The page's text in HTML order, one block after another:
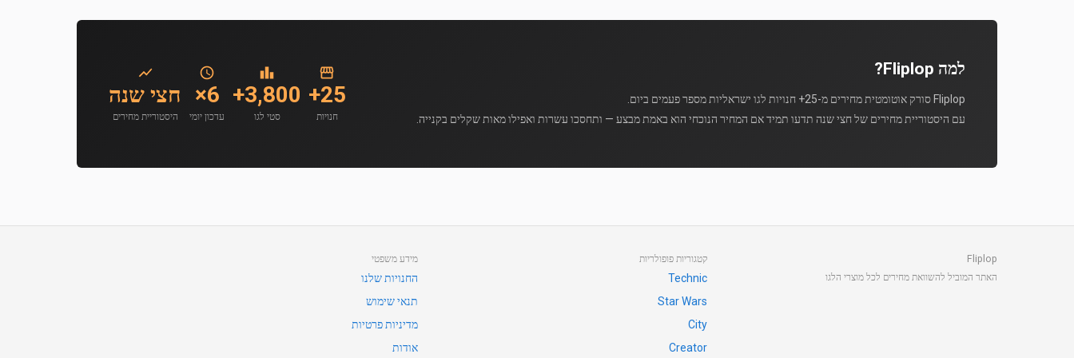
למה Fliplop?
Fliplop סורק אוטומטית מחירים מ-25+ חנויות לגו ישראליות מספר פעמים ביום.
עם היסטוריית מחירים של חצי שנה תדעו תמיד אם המחיר הנוכחי הוא באמת מבצע — ותחסכו עשרות ואפילו מאות שקלים בקנייה.
25+
חנויות
3,800+
סטי לגו
6×
עדכון יומי
חצי שנה
היסטוריית מחירים
Fliplop
האתר המוביל להשוואת מחירים לכל מוצרי הלגו
קטגוריות פופולריות
Technic
Star Wars
City
Creator
מידע משפטי
החנויות שלנו
תנאי שימוש
מדיניות פרטיות
אודות